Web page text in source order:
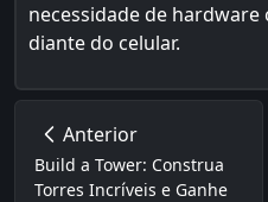
necessidade de
diante do celular.
Anterior
Build a Tower: Construa
Torres Incríveis e Ganhe